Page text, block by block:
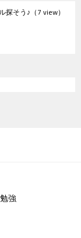
探そう♪ （7 view）
強